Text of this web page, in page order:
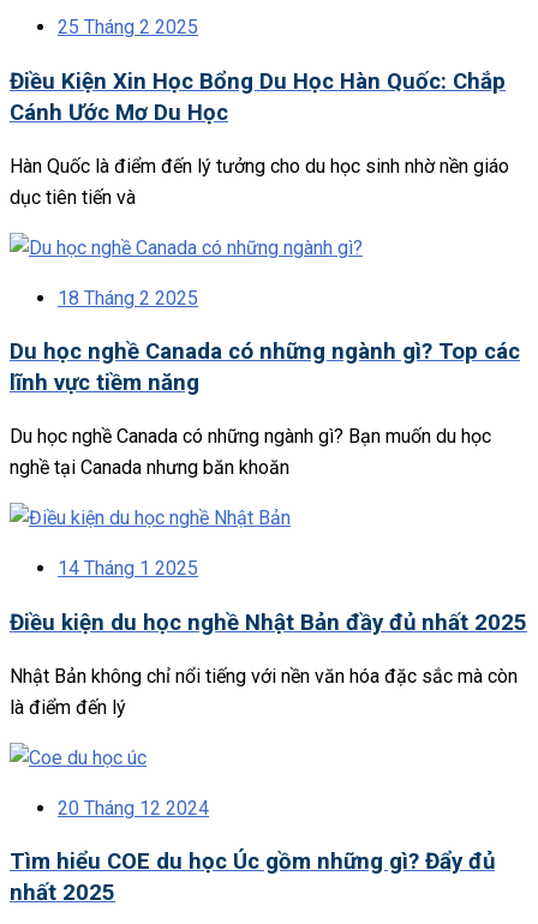
25 Tháng 2 2025
Điều Kiện Xin Học Bổng Du Học Hàn Quốc: Chắp
Cánh Ước Mơ Du Học
Hàn Quốc là điểm đến lý tưởng cho du học sinh nhờ nền giáo
dục tiên tiến và
18 Tháng 2 2025
Du học nghề Canada có những ngành gì? Top các
lĩnh vực tiềm năng
Du học nghề Canada có những ngành gì? Bạn muốn du học
nghề tại Canada nhưng băn khoăn
14 Tháng 1 2025
Điều kiện du học nghề Nhật Bản đầy đủ nhất 2025
Nhật Bản không chỉ nổi tiếng với nền văn hóa đặc sắc mà còn
là điểm đến lý
20 Tháng 12 2024
Tìm hiểu COE du học Úc gồm những gì? Đẩy đủ
nhất 2025